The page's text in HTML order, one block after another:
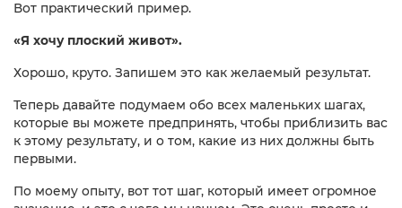
Вот практический пример.
«Я хочу плоский живот».
Хорошо, круто. Запишем это как желаемый результат.
Теперь давайте подумаем обо всех маленьких шагах,
которые вы можете предпринять, чтобы приблизить вас
к этому результату, и о том, какие из них должны быть
первыми.
По моему опыту, вот тот шаг, который имеет огромное